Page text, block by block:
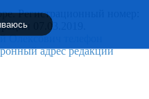
Регистрационный номер:
07.03.2019.
Олексович телефон
адрес редакции